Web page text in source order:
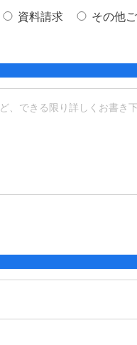
資料請求 その他